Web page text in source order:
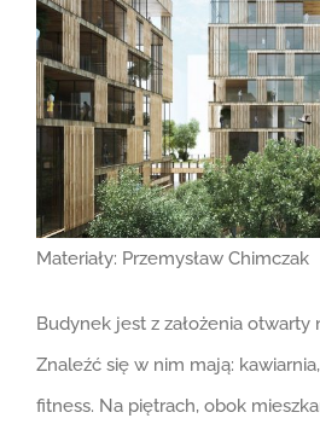
Materiały: Przemysław Chimczak
Budynek jest z założenia otwarty
Znaleźć się w nim mają:
fitness. Na piętrach, obok